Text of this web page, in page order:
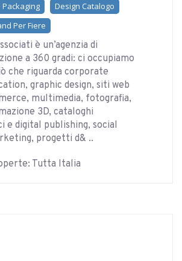
Design Catalogo
Per Fiere
è un’agenzia di
a 360 gradi: ci occupiamo
che riguarda corporate
graphic design, siti web
multimedia, fotografia,
3D, cataloghi
e digital publishing, social
progetti d& ..
Tutta Italia